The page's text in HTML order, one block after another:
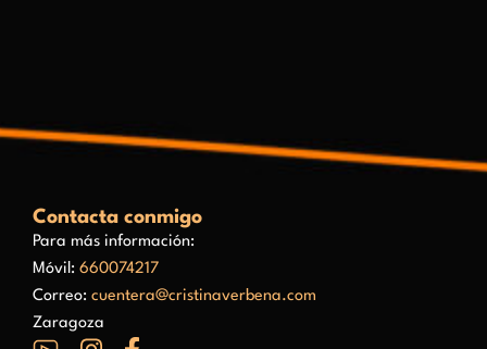
Contacta conmigo
Para más información:
Móvil: 660074217
Correo: cuentera@cristinaverbena.com
Zaragoza